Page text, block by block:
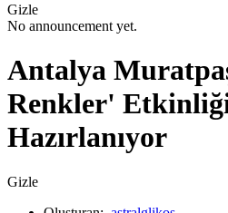
Gizle
No announcement yet.
Antalya
Renkler'
Hazırlanıyor
Gizle